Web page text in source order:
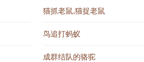
猫抓老鼠,猫捉老鼠
鸟追打蚂蚁
成群结队的骆驼